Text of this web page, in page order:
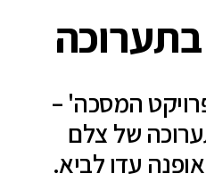
תערוכה
המסכה' –
של צלם
עדו לביא.